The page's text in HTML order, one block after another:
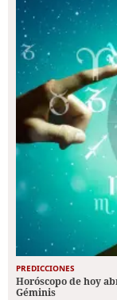
PREDICCIONES
Horóscopo de hoy
Géminis